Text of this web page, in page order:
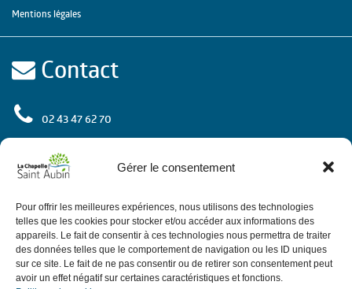
Gérer le consentement
Pour offrir les meilleures expériences, nous utilisons des technologies
telles que les cookies pour stocker et/ou accéder aux informations des
appareils. Le fait de consentir à ces technologies nous permettra de traiter
des données telles que le comportement de navigation ou les ID uniques
sur ce site. Le fait de ne pas consentir ou de retirer son consentement peut
avoir un effet négatif sur certaines caractéristiques et fonctions.
Mentions légales
Contact
02 43 47 62 70
rue de l'Europe
72 650 La Chapelle Saint Aubin
Contactez-nous
Horaires